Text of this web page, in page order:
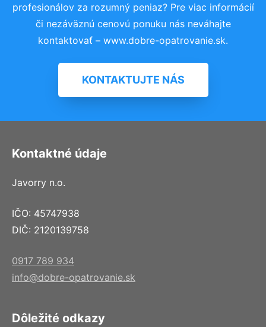
profesionálov za rozumný peniaz? Pre viac informácií
či nezáväznú cenovú ponuku nás neváhajte
kontaktovať – www.dobre-opatrovanie.sk.
KONTAKTUJTE NÁS
Kontaktné údaje
Javorry n.o.
IČO: 45747938
DIČ: 2120139758
0917 789 934
info@dobre-opatrovanie.sk
Dôležité odkazy